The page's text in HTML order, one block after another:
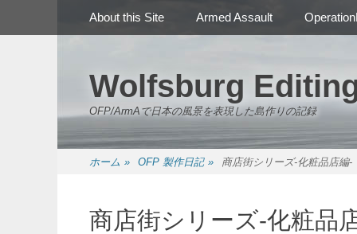
Wolfsburg
OFP/ArmAで日本の風景を表現した島作りの記録
メインメニュー
キ
About this Site Armed Assault
ホーム » OFP 製作日記 » 商店街シリーズ-化粧品店編-
商店街シリーズ-化粧品